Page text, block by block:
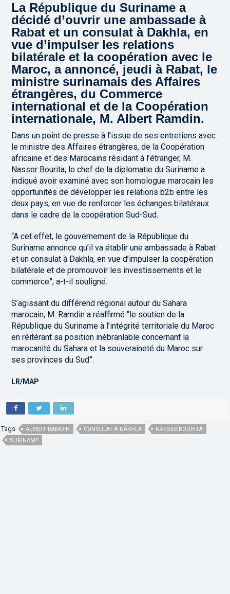
La République du Suriname a
décidé d’ouvrir une ambassade à
Rabat et un consulat à Dakhla, en
vue d’impulser les relations
bilatérale et la coopération avec le
Maroc, a annoncé, jeudi à Rabat, le
ministre surinamais des Affaires
étrangères, du Commerce
international et de la Coopération
internationale, M. Albert Ramdin.
Dans un point de presse à l’issue de ses entretiens avec
le ministre des Affaires étrangères, de la Coopération
africaine et des Marocains résidant à l’étranger, M.
Nasser Bourita, le chef de la diplomatie du Suriname a
indiqué avoir examiné avec son homologue marocain les
opportunités de développer les relations b2b entre les
deux pays, en vue de renforcer les échanges bilatéraux
dans le cadre de la coopération Sud-Sud.
“A cet effet, le gouvernement de la République du
Suriname annonce qu’il va établir une ambassade à Rabat
et un consulat à Dakhla, en vue d’impulser la coopération
bilatérale et de promouvoir les investissements et le
commerce”, a-t-il souligné.
S’agissant du différend régional autour du Sahara
marocain, M. Ramdin a réaffirmé “le soutien de la
République du Suriname à l’intégrité territoriale du Maroc
en réitérant sa position inébranlable concernant la
marocanité du Sahara et la souveraineté du Maroc sur
ses provinces du Sud”.
LR/MAP
Tags ALBERT RAMDIN CONSULAT À DAKHLA
NASSER BOURITA
SURINAME